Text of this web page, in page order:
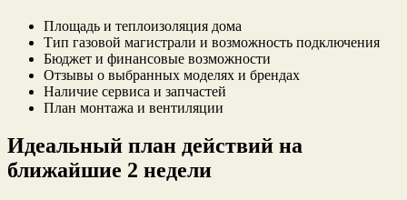
Площадь и теплоизоляция дома
Тип газовой магистрали и возможность подключения
Бюджет и финансовые возможности
Отзывы о выбранных моделях и брендах
Наличие сервиса и запчастей
План монтажа и вентиляции
Идеальный план действий на
ближайшие 2 недели